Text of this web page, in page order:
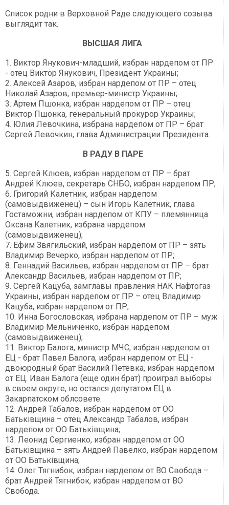
Список родни в Верховной Раде следующего созыва
выглядит так.
ВЫСШАЯ ЛИГА
1. Виктор Янукович-младший, избран нардепом от ПР
- отец Виктор Янукович, Президент Украины;
2. Алексей Азаров, избран нардепом от ПР – отец
Николай Азаров, премьер-министр Украины;
3. Артем Пшонка, избран нардепом от ПР – отец
Виктор Пшонка, генеральный прокурор Украины;
4. Юлия Левочкина, избрана нардепом от ПР – брат
Сергей Левочкин, глава Администрации Президента.
В РАДУ В ПАРЕ
5. Сергей Клюев, избран нардепом от ПР – брат
Андрей Клюев, секретарь СНБО, избран нардепом ПР;
6. Григорий Калетник, избран нардепом
(самовыдвиженец) – сын Игорь Калетник, глава
Гостаможни, избран нардепом от КПУ – племянница
Оксана Калетник, избрана нардепом
(самовыдвиженец);
7. Ефим Звягильский, избран нардепом от ПР – зять
Владимир Вечерко, избран нардепом от ПР;
8. Геннадий Васильев, избран нардепом от ПР – брат
Александр Васильев, избран нардепом от ПР;
9. Сергей Кацуба, замглавы правления НАК Нафтогаз
Украины, избран нардепом от ПР – отец Владимир
Кацуба, избран нардепом от ПР;
10. Инна Богословская, избрана нардепом от ПР – муж
Владимир Мельниченко, избран нардепом
(самовыдвиженец);
11. Виктор Балога, министр МЧС, избран нардепом от
ЕЦ - брат Павел Балога, избран нардепом от ЕЦ -
двоюродный брат Василий Петевка, избран нардепом
от ЕЦ. Иван Балога (еще один брат) проиграл выборы
в своем округе, но остался депутатом ЕЦ в
Закарпатском облсовете.
12. Андрей Табалов, избран нардепом от ОО
Батьківщина – отец Александр Табалов, избран
нардепом от ОО Батьківщина;
13. Леонид Сергиенко, избран нардепом от ОО
Батьківщина – зять Андрей Павелко, избран нардепом
от ОО Батьківщина;
14. Олег Тягнибок, избран нардепом от ВО Свобода –
брат Андрей Тягнибок, избран нардепом от ВО
Свобода.